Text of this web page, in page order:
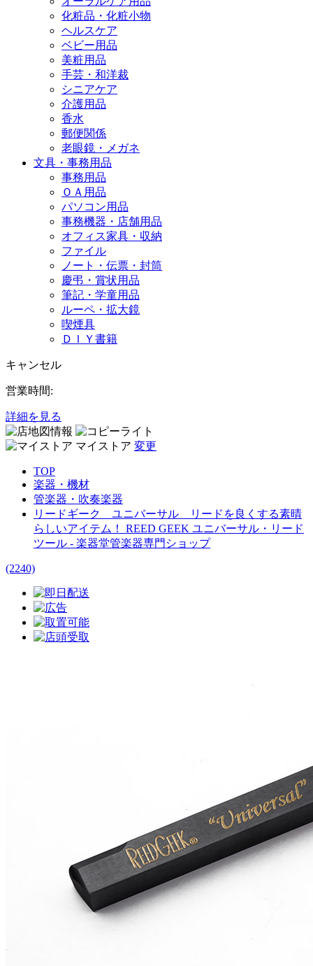
化粧品・化粧小物
ヘルスケア
ベビー用品
美粧用品
手芸・和洋裁
シニアケア
介護用品
香水
郵便関係
老眼鏡・メガネ
文具・事務用品
事務用品
ＯＡ用品
パソコン用品
事務機器・店舗用品
オフィス家具・収納
ファイル
ノート・伝票・封筒
慶弔・賞状用品
筆記・学童用品
ルーペ・拡大鏡
喫煙具
ＤＩＹ書籍
キャンセル
営業時間:
詳細を見る
マイストア 変更
TOP
楽器・機材
管楽器・吹奏楽器
リードギーク ユニバーサル リードを良くする素晴
らしいアイテム！ REED GEEK ユニバーサル・リード
ツール - 楽器堂管楽器専門ショップ
(2240)